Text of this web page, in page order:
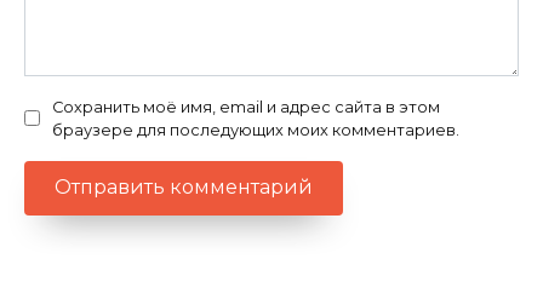
Сохранить моё имя, email и адрес сайта в этом
браузере для последующих моих комментариев.